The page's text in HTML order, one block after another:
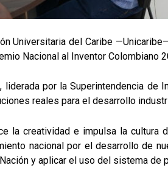
Universitaria del Caribe
Nacional al Inventor Colombiano
liderada por la Superintendencia
reales para el desarrollo
la creatividad e impulsa la cultura
nacional por el desarrollo de
y aplicar el uso del sistema de